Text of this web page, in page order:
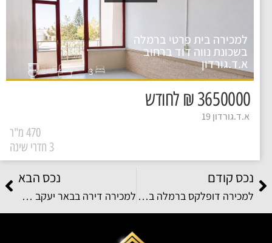
למכירה בית פרטי ברמלה
בשכונת נווה דוד ברחוב
א.ד.גורדון 3
3650000 ₪ לחודש
א.ד.גורדון 19
470 מ"ר
נכס קודם
למכירה דופלקס ברמלה בשכונת ויצמן ברחוב ויצמן
נכס הבא
למכירה דירה בבאר יעקב בשכונת אקליפטוס ברחוב גיא